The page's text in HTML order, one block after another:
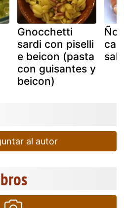
Gnocchetti
sardi con piselli
e beicon (pasta
con guisantes y
beicon)
al autor